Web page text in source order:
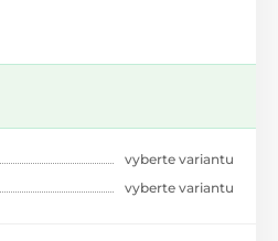
vyberte variantu
vyberte variantu